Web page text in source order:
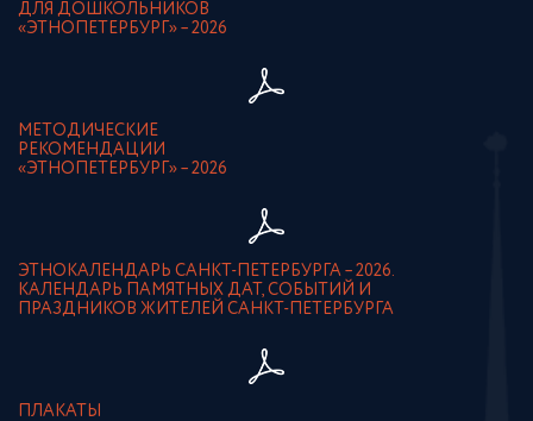
ДЛЯ ДОШКОЛЬНИКОВ
«ЭТНОПЕТЕРБУРГ» – 2026
МЕТОДИЧЕСКИЕ
РЕКОМЕНДАЦИИ
«ЭТНОПЕТЕРБУРГ» – 2026
ЭТНОКАЛЕНДАРЬ САНКТ-ПЕТЕРБУРГА – 2026.
КАЛЕНДАРЬ ПАМЯТНЫХ ДАТ, СОБЫТИЙ И
ПРАЗДНИКОВ ЖИТЕЛЕЙ САНКТ-ПЕТЕРБУРГА
ПЛАКАТЫ